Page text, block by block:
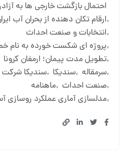
احتمال بازگشت خارجی ها به
ارقام تکان دهنده از بحران آب
انتخابات و صنعت احداث
پروژه ای شکست خورده به نام
تطویل مدت پیمان؛ ارمغان کرونا
سرمقاله سندیکا سندیکا شرکت
صنعت احداث ماهنامه
مدلسازی آماری عملکرد روسازی